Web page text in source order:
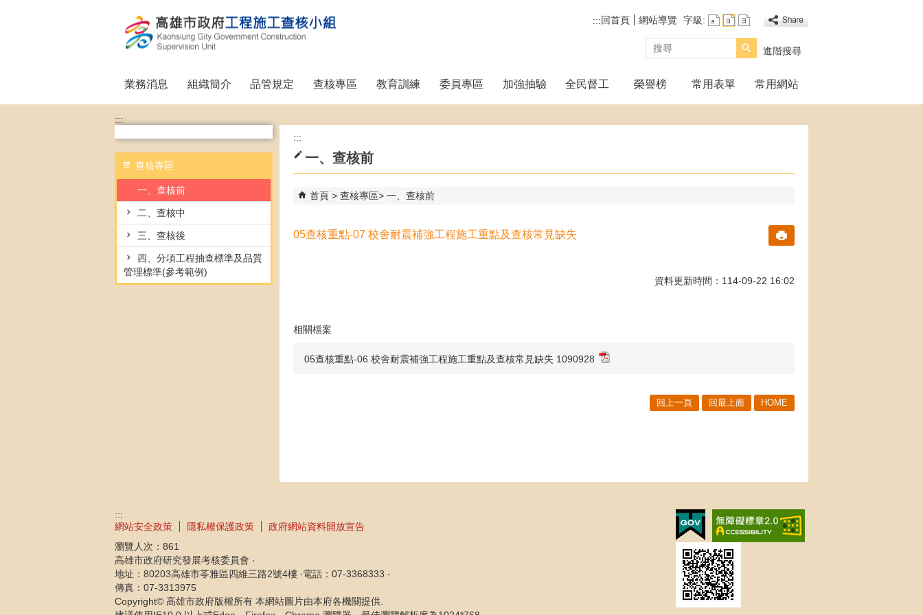
:::回首頁 網站導覽 字級:
搜尋
進階搜尋
業務消息 組織簡介 品管規定 查核專區 教育訓練 委員專區 加強抽驗 全民督工 榮譽榜 常用表單 常用網站
:::
查核專區
一、查核前
二、查核中
三、查核後
四、分項工程抽查標準及品質
管理標準(參考範例)
:::
一、查核前
首頁 查核專區 一、查核前
05查核重點-07 校舍耐震補強工程施工重點及查核常見缺失
資料更新時間：114-09-22 16:02
相關檔案
05查核重點-06 校舍耐震補強工程施工重點及查核常見缺失 1090928
回上一頁 回最上面 HOME
:::
網站安全政策
隱私權保護政策
政府網站資料開放宣告
瀏覽人次： 861
高雄市政府研究發展考核委員會 ‧
地址：80203高雄市苓雅區四維三路2號4樓 ‧電話：07-3368333 ‧
傳真：07-3313975
Copyright© 高雄市政府版權所有 本網站圖片由本府各機關提供.